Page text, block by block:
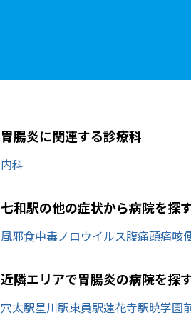
胃腸炎に関連する診療科
内科
七和駅の他の症状から病院を探
風邪食中毒ノロウイルス腹痛頭痛咳
近隣エリアで胃腸炎の病院を探
穴太駅星川駅東員駅蓮花寺駅暁学園